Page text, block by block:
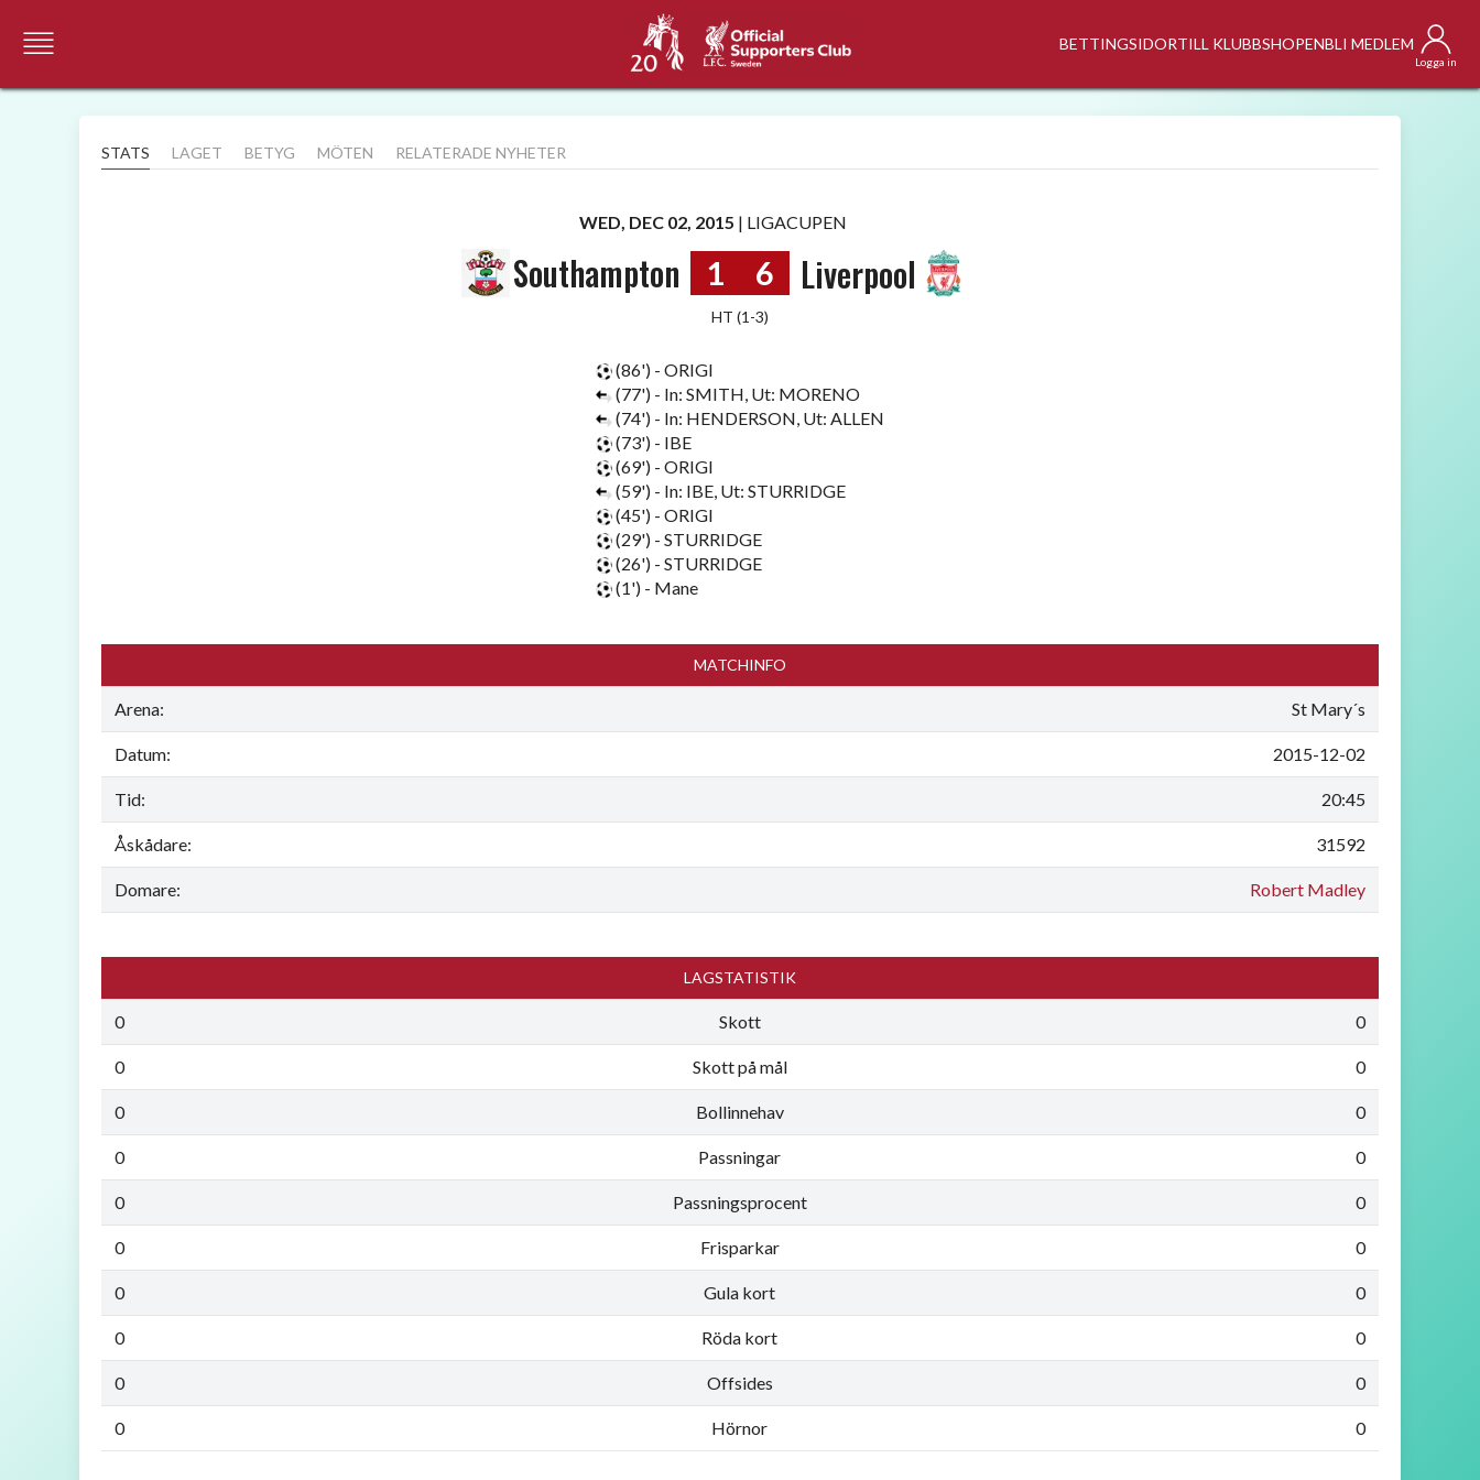
BETTINGSIDORTILL KLUBBSHOPENBLI MEDLEM
Logga in
STATS LAGET BETYG MÖTEN RELATERADE NYHETER
WED, DEC 02, 2015 | LIGACUPEN
Southampton 1 6 Liverpool
HT (1-3)
(86') - ORIGI
(77') - In: SMITH, Ut: MORENO
(74') - In: HENDERSON, Ut: ALLEN
(73') - IBE
(69') - ORIGI
(59') - In: IBE, Ut: STURRIDGE
(45') - ORIGI
(29') - STURRIDGE
(26') - STURRIDGE
(1') - Mane
MATCHINFO
Arena: St Mary´s
Datum: 2015-12-02
Tid: 20:45
Åskådare: 31592
Domare: Robert Madley
LAGSTATISTIK
0 Skott 0
0 Skott på mål 0
0 Bollinnehav 0
0 Passningar 0
0 Passningsprocent 0
0 Frisparkar 0
0 Gula kort 0
0 Röda kort 0
0 Offsides 0
0 Hörnor 0